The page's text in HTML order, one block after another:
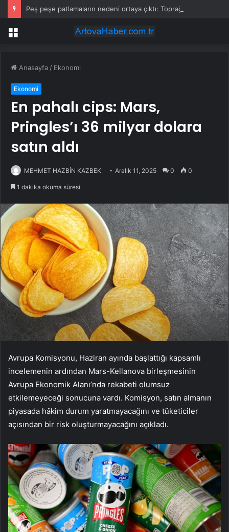
Menü
Anasayfa / Ekonomi
Ekonomi
En pahalı cips: Mars,
Pringles’ı 36 milyar dolara
satın aldı
MEHMET HAZBİN KAZBEK Aralık 11, 2025 0 0
1 dakika okuma süresi
Avrupa Komisyonu, Haziran ayında başlattığı kapsamlı
incelemenin ardından Mars-Kellanova birleşmesinin
Avrupa Ekonomik Alanı’nda rekabeti olumsuz
etkilemeyeceği sonucuna vardı. Komisyon, satın almanın
piyasada hâkim durum yaratmayacağını ve tüketiciler
açısından bir risk oluşturmayacağını açıkladı.